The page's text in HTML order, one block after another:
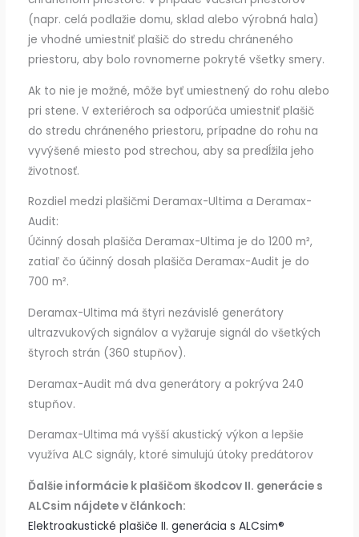
(napr. celá podlažie domu, sklad alebo výrobná hala)
je vhodné umiestniť plašič do stredu chráneného
priestoru, aby bolo rovnomerne pokryté všetky smery.
Ak to nie je možné, môže byť umiestnený do rohu alebo
pri stene. V exteriéroch sa odporúča umiestniť plašič
do stredu chráneného priestoru, prípadne do rohu na
vyvýšené miesto pod strechou, aby sa predĺžila jeho
životnosť.
Rozdiel medzi plašičmi Deramax-Ultima a Deramax-
Audit:
Účinný dosah plašiča Deramax-Ultima je do 1200 m²,
zatiaľ čo účinný dosah plašiča Deramax-Audit je do
700 m².
Deramax-Ultima má štyri nezávislé generátory
ultrazvukových signálov a vyžaruje signál do všetkých
štyroch strán (360 stupňov).
Deramax-Audit má dva generátory a pokrýva 240
stupňov.
Deramax-Ultima má vyšší akustický výkon a lepšie
využíva ALC signály, ktoré simulujú útoky predátorov
Ďalšie informácie k plašičom škodcov II. generácie s
ALCsim nájdete v článkoch:
Elektroakustické plašiče II. generácia s ALCsim®